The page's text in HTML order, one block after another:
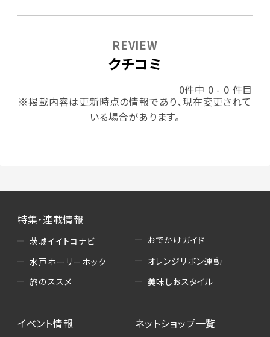
クチコミ
REVIEW
0件中 0 - 0 件目
※掲載内容は更新時点の情報であり、現在変更されて
いる場合があります。
特集・連載情報
茨城イイトコナビ
水戸ホーリーホック
旅のススメ
おでかけガイド
オレンジリボン運動
美味しおスタイル
イベント情報
ネットショップ一覧